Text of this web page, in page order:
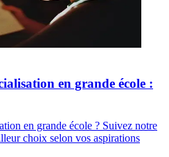
en grande école :
en grande école ? Suivez notre
choix selon vos aspirations